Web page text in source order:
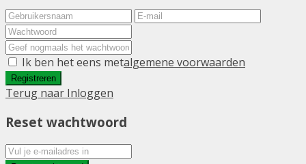
Ik ben het eens metalgemene voorwaarden
Registreren
Terug naar Inloggen
Reset wachtwoord